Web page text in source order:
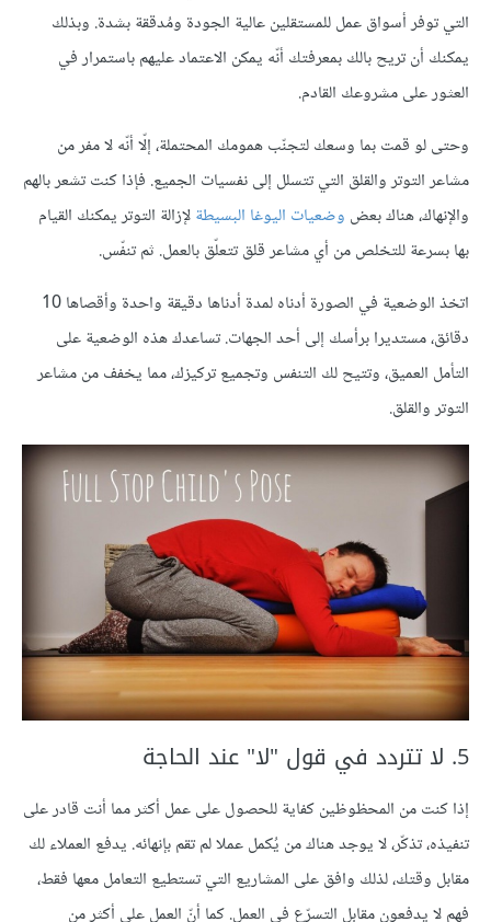
التي توفر أسواق عمل للمستقلين عالية الجودة ومُدققة بشدة. وبذلك
يمكنك أن تريح بالك بمعرفتك أنّه يمكن الاعتماد عليهم باستمرار في
العثور على مشروعك القادم.
وحتى لو قمت بما وسعك لتجنّب همومك المحتملة، إلّا أنّه لا مفر من
مشاعر التوتر والقلق التي تتسلل إلى نفسيات الجميع. فإذا كنت تشعر بالهم
والإنهاك، هناك بعض وضعيات اليوغا البسيطةلإزالة التوتر يمكنك القيام
بها بسرعة للتخلص من أي مشاعر قلق تتعلّق بالعمل. ثم تنفّس.
اتخذ الوضعية في الصورة أدناه لمدة أدناها دقيقة واحدة وأقصاها 10
دقائق، مستديرا برأسك إلى أحد الجهات. تساعدك هذه الوضعية على
التأمل العميق، وتتيح لك التنفس وتجميع تركيزك، مما يخفف من مشاعر
التوتر والقلق.
5. لا تتردد في قول "لا" عند الحاجة
إذا كنت من المحظوظين كفاية للحصول على عمل أكثر مما أنت قادر على
تنفيذه، تذكّر، لا يوجد هناك من يُكمل عملا لم تقم بإنهائه. يدفع العملاء لك
مقابل وقتك، لذلك وافق على المشاريع التي تستطيع التعامل معها فقط،
فهم لا يدفعون مقابل التسرّع في العمل. كما أنّ العمل على أكثر من